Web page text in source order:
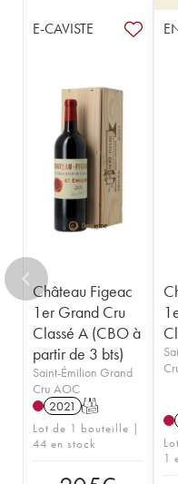
1975
1966
1964
1959
1957
1950
1949
1935
1923
E-CAVISTE
Château Figeac
1er Grand Cru
Classé A (CBO à
partir de 3 bts)
Saint-Émilion Grand
Cru AOC
2021 T
Lot de 1 bouteille |
44 en stock
1